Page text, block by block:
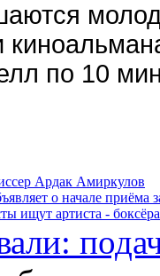
по 10
Ардак Амиркулов
о начале приёма
ищут артиста -